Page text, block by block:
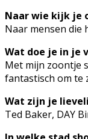
Naar wie kijk je
Naar mensen die
Wat doe je in je
Met mijn zoontje
fantastisch om te
Wat zijn je
Ted Baker, DAY